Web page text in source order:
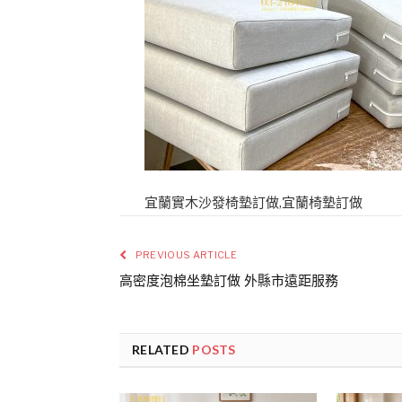
宜蘭實木沙發椅墊訂做,宜蘭椅墊訂做
PREVIOUS ARTICLE
高密度泡棉坐墊訂做 外縣市遠距服務
RELATED POSTS